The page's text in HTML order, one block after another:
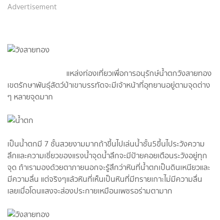
Advertisement
แหล่งท่องเที่ยวเพื่อการอนุรักษ์น้ำตกวังสายทอง
เขตรักษาพันธุ์สัตว์ป่าเขาบรรทัดจะมีเจ้าหน้าที่อุทยาน​อยู่ตามจุดต่าง
ๆ หลายจุดมาก
เป็นน้ำตกมี 7 ชั้นสวยงามมากถ้าขึ้นไปเล่นน้ำชั้น5ขึ้นไประวังความ
ลึกและความเชี่ยวของแรงน้ำจุดน้ำลึกจะมีป้ายคอยเตือนระวังอยู่ทุก
จุด ถ้าเรามองด้วยตาภายนอกจะรู้สึกว่าหินที่น้ำตกเป็นดินเหนียวและ
มีความลื่น แต่จริงๆแล้วหินที่เห็นเป็นหินที่มีทรายเกาะไม่มีความลื่น
เลยเมื่อโดนแสงจะส่องประกายเหมือนเพชรอร่ามตามาก